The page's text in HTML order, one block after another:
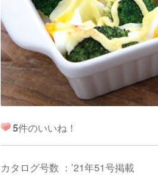
5件のいいね！
カタログ号数 ：’21年51号掲載